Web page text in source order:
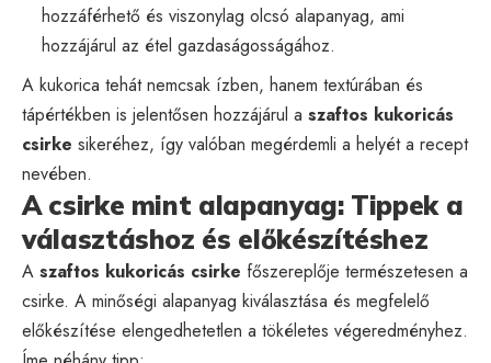
hozzáférhető és viszonylag olcsó alapanyag, ami
hozzájárul az étel gazdaságosságához.
A kukorica tehát nemcsak ízben, hanem textúrában és
tápértékben is jelentősen hozzájárul a szaftos kukoricás
csirke sikeréhez, így valóban megérdemli a helyét a recept
nevében.
A csirke mint alapanyag: Tippek a
választáshoz és előkészítéshez
A szaftos kukoricás csirke főszereplője természetesen a
csirke. A minőségi alapanyag kiválasztása és megfelelő
előkészítése elengedhetetlen a tökéletes végeredményhez.